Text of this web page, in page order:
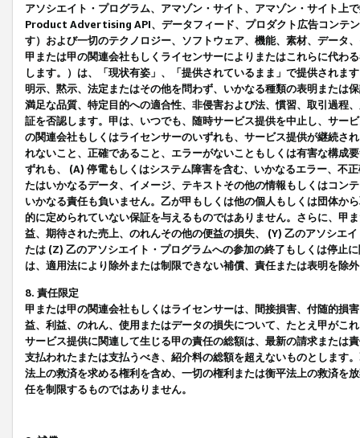
アソシエイト・プログラム、アマゾン・サイト、アマゾン・サイト上
Product Advertising API、データフィード、プロダクト広告コンテ
す）および一切のテクノロジー、ソフトウェア、機能、素材、データ
甲または甲の関連会社もしくライセンサーによりまたはこれらに代わ
します。）は、「現状有姿」、「提供されているまま」で提供されま
明示、黙示、法定またはその他を問わず、いかなる種類の表明または
満足な品質、特定目的への適合性、非侵害および法、慣習、取引過程
証を否認します。甲は、いつでも、随時サービス提供を中止し、サー
の関連会社もしくはライセンサーのいずれも、サービス提供が継続さ
れないこと、正確であること、エラーがないこともしくは有害な構成
ずれも、 (A) 停電もしくはシステム障害を含む、いかなるエラー、不
たはいかなるデータ、イメージ、テキストその他の情報もしくはコン
いかなる責任も負いません。乙が甲もしくは他の個人もしくは団体か
的に定められていない保証を与えるものではありません。さらに、甲
益、期待された売上、のれんその他の便益の損失、 (Y) 乙のアソシエ
たは (Z) 乙のアソシエイト・プログラムへの参加の終了もしくは停止
は、適用法により除外または制限できない補償、責任または表明を除
8. 責任限定
甲または甲の関連会社もしくはライセンサーは、間接損害、付随的損
益、利益、のれん、使用またはデータの損失について、たとえ甲がこ
サービス提供に関連して生じる甲の責任の総額は、最新の請求または
支払われたまたは支払うべき、紹介料の総額を超えないものとします
法上の救済を求める権利を含め、一切の権利または衡平法上の救済を
任を制限するものではありません。